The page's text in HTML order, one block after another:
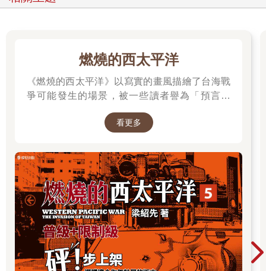
燃燒的西太平洋
《燃燒的西太平洋》以寫實的畫風描繪了台海戰
爭可能發生的場景，被一些讀者譽為「預言之
品在CCC連載中。第五集為最新級數，買就抽作
看更多